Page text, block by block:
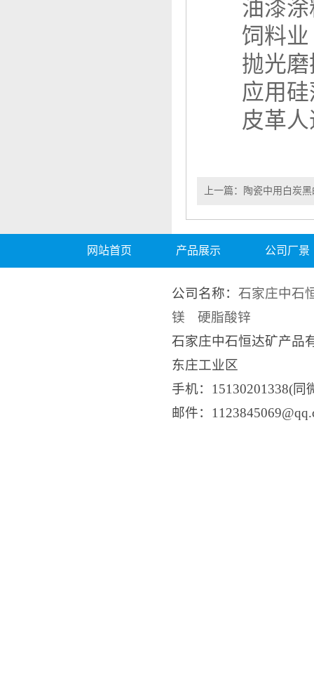
油漆涂
饲料业
抛光磨
应用硅
皮革人
上一篇： 陶瓷中用白炭
网站首页 产品展示 公司厂景
公司名称： 石家庄中石
镁
硬脂酸锌
石家庄中石恒达矿产
东庄工业区
手机：15130201338(
邮件：